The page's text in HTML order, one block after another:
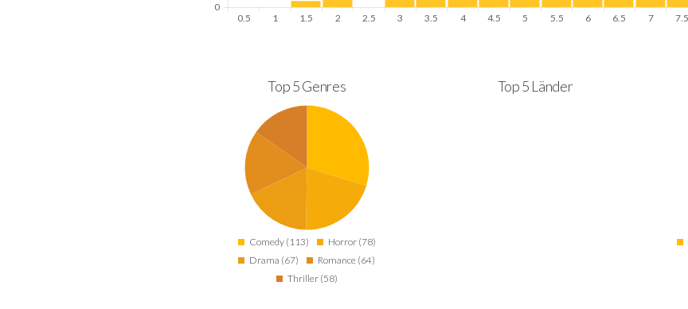
Top 5 Genres
Comedy (113)
Horror (78)
Drama (67)
Romance (64)
Thriller (58)
Top 5 Länder